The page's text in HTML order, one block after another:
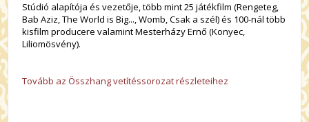
Stúdió alapítója és vezetője, több mint 25 játékfilm (Rengeteg,
Bab Aziz, The World is Big..., Womb, Csak a szél) és 100-nál több
kisfilm producere valamint Mesterházy Ernő (Konyec,
Liliomösvény).
Tovább az Összhang vetítéssorozat részleteihez